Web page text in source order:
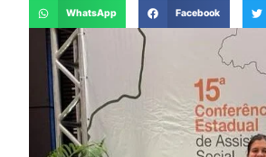
WhatsApp Facebook